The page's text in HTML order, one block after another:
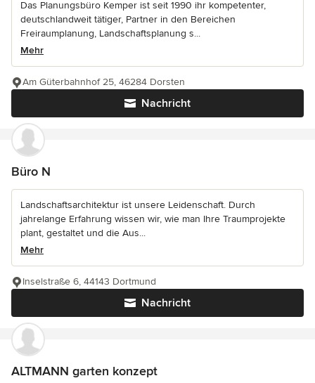
Das Planungsbüro Kemper ist seit 1990 ihr kompetenter,
deutschlandweit tätiger, Partner in den Bereichen
Freiraumplanung, Landschaftsplanung s...
Mehr
Nachricht
Am Güterbahnhof 25, 46284 Dorsten
Büro N
Landschaftsarchitektur ist unsere Leidenschaft. Durch
jahrelange Erfahrung wissen wir, wie man Ihre Traumprojekte
plant, gestaltet und die Aus...
Mehr
Nachricht
Inselstraße 6, 44143 Dortmund
ALTMANN garten konzept